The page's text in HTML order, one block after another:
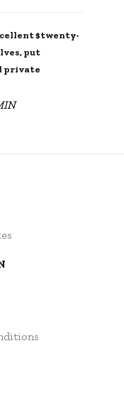
$twenty-
put
private